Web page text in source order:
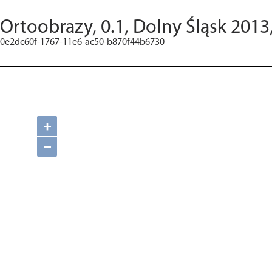
Ortoobrazy, 0.1, Dolny Śląsk
0e2dc60f-1767-11e6-ac50-b870f44b6730
+
−